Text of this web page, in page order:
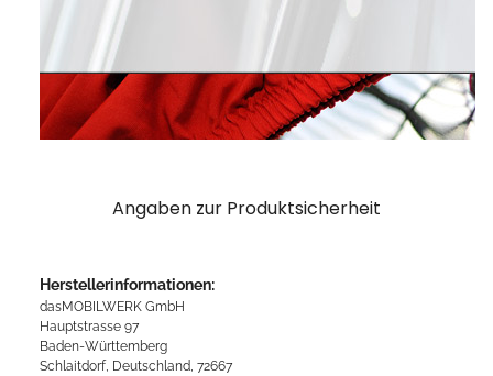
Angaben zur Produktsicherheit
Herstellerinformationen:
dasMOBILWERK GmbH
Hauptstrasse 97
Baden-Württemberg
Schlaitdorf, Deutschland, 72667